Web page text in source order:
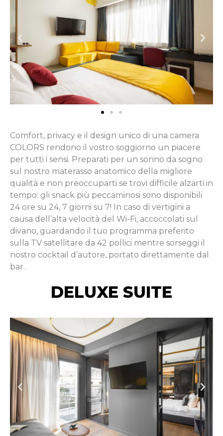
Comfort, privacy e il design unico di una camera
COLORS rendono il vostro soggiorno un piacere
per tutti i sensi. Preparati per un sonno da sogno
sul nostro materasso anatomico della migliore
qualità e non preoccuparti se trovi difficile alzarti in
tempo: gli snack più peccaminosi sono disponibili
24 ore su 24, 7 giorni su 7! In caso di vertigini a
causa dell’alta velocità del Wi-Fi, accoccolati sul
divano, guardando il tuo programma preferito
sulla TV satellitare da 42 pollici mentre sorseggi il
nostro cocktail d’autore, portato direttamente dal
bar.
DELUXE SUITE